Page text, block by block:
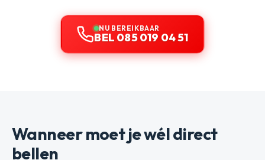
NU BEREIKBAAR
BEL 085 019 04 51
Wanneer moet je wél direct
bellen